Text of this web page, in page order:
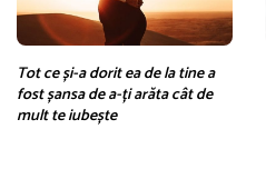
Tot ce și-a dorit ea de la tine a
fost șansa de a-ți arăta cât de
mult te iubește